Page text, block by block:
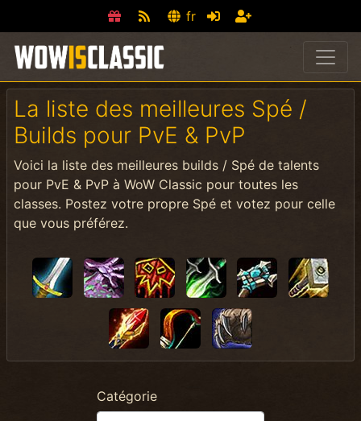
fr
La liste des meilleures Spé /
Builds pour PvE & PvP
Voici la liste des meilleures builds / Spé de talents
pour PvE & PvP à WoW Classic pour toutes les
classes. Postez votre propre Spé et votez pour celle
que vous préférez.
Catégorie